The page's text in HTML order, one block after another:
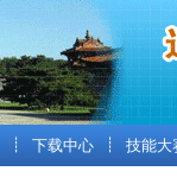
┊ 下载中心 ┊ 技能大